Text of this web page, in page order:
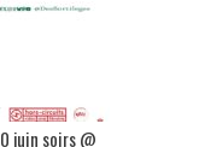
juin soirs @